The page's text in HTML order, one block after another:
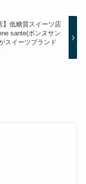
】低糖質スイーツ店
sante(ボンヌサン
スイーツブランド